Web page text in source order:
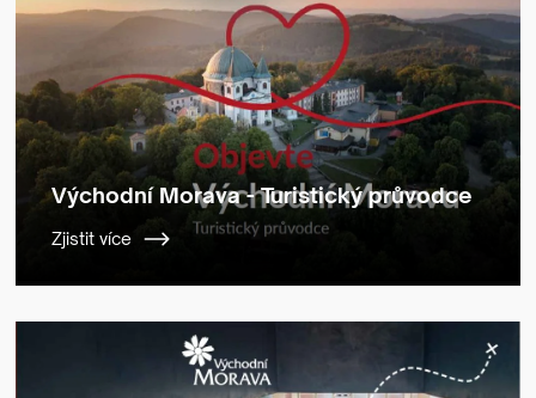
Východní Morava - Turistický průvodce
Zjistit více